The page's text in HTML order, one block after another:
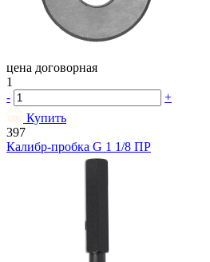
цена договорная
1
-
+
Купить
397
Калибр-пробка G 1 1/8 ПР